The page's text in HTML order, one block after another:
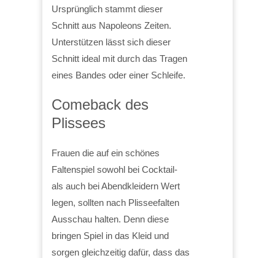
Ursprünglich stammt dieser
Schnitt aus Napoleons Zeiten.
Unterstützen lässt sich dieser
Schnitt ideal mit durch das Tragen
eines Bandes oder einer Schleife.
Comeback des
Plissees
Frauen die auf ein schönes
Faltenspiel sowohl bei Cocktail-
als auch bei Abendkleidern Wert
legen, sollten nach Plisseefalten
Ausschau halten. Denn diese
bringen Spiel in das Kleid und
sorgen gleichzeitig dafür, dass das